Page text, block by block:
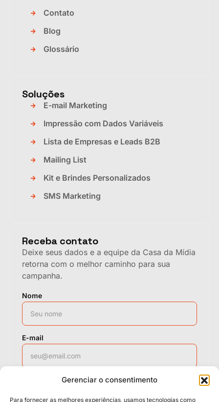
Gerenciar o consentimento
Para fornecer as melhores experiências, usamos tecnologias como
Contato
Blog
Glossário
Soluções
E-mail Marketing
Impressão com Dados Variáveis
Lista de Empresas e Leads B2B
Mailing List
Kit e Brindes Personalizados
SMS Marketing
Receba contato
Deixe seus dados e a equipe da Casa da Mídia
retorna com o melhor caminho para sua
campanha.
Nome
E-mail